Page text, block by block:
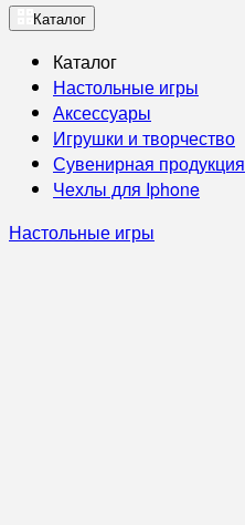
Каталог
Каталог
Настольные игры
Аксессуары
Игрушки и творчество
Сувенирная продукция
Чехлы для Iphone
Настольные игры